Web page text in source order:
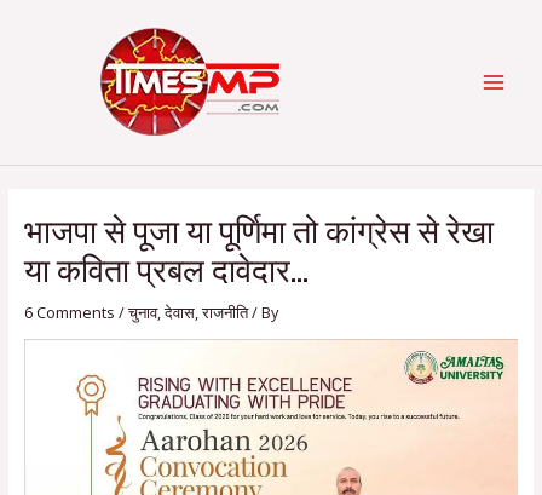
भाजपा से पूजा या पूर्णिमा तो कांग्रेस से रेखा
या कविता प्रबल दावेदार…
6 Comments /चुनाव,देवास,राजनीति/ By
navigation